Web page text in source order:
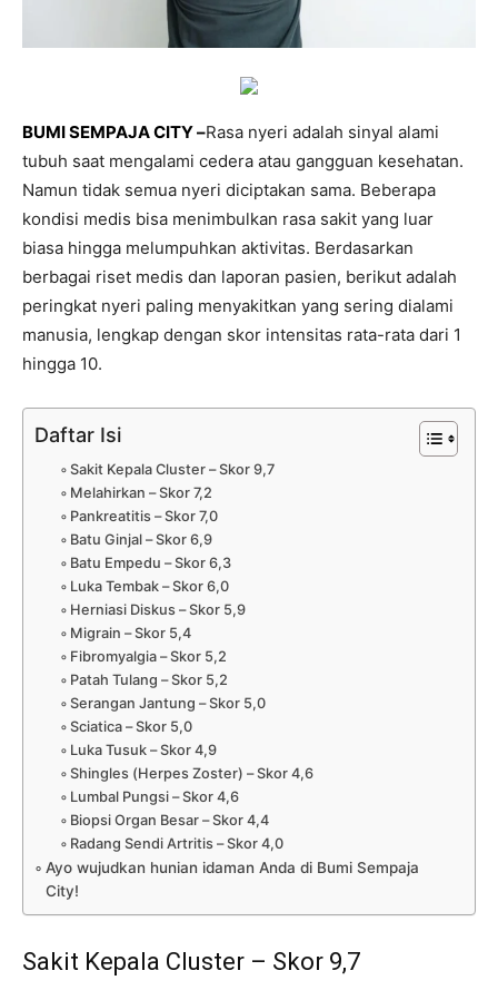
BUMI SEMPAJA CITY –Rasa nyeri adalah sinyal alami
tubuh saat mengalami cedera atau gangguan kesehatan.
Namun tidak semua nyeri diciptakan sama. Beberapa
kondisi medis bisa menimbulkan rasa sakit yang luar
biasa hingga melumpuhkan aktivitas. Berdasarkan
berbagai riset medis dan laporan pasien, berikut adalah
peringkat nyeri paling menyakitkan yang sering dialami
manusia, lengkap dengan skor intensitas rata-rata dari 1
hingga 10.
Daftar Isi
Sakit Kepala Cluster – Skor 9,7
Melahirkan – Skor 7,2
Pankreatitis – Skor 7,0
Batu Ginjal – Skor 6,9
Batu Empedu – Skor 6,3
Luka Tembak – Skor 6,0
Herniasi Diskus – Skor 5,9
Migrain – Skor 5,4
Fibromyalgia – Skor 5,2
Patah Tulang – Skor 5,2
Serangan Jantung – Skor 5,0
Sciatica – Skor 5,0
Luka Tusuk – Skor 4,9
Shingles (Herpes Zoster) – Skor 4,6
Lumbal Pungsi – Skor 4,6
Biopsi Organ Besar – Skor 4,4
Radang Sendi Artritis – Skor 4,0
Ayo wujudkan hunian idaman Anda di Bumi Sempaja
City!
Sakit Kepala Cluster – Skor 9,7